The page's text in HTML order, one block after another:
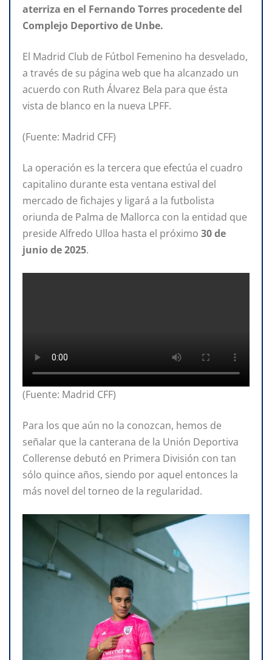
aterriza en el Fernando Torres procedente del
Complejo Deportivo de Unbe.
El Madrid Club de Fútbol Femenino ha desvelado,
a través de su página web que ha alcanzado un
acuerdo con Ruth Álvarez Bela para que ésta
vista de blanco en la nueva LPFF.
(Fuente: Madrid CFF)
La operación es la tercera que efectúa el cuadro
capitalino durante esta ventana estival del
mercado de fichajes y ligará a la futbolista
oriunda de Palma de Mallorca con la entidad que
preside Alfredo Ulloa hasta el próximo 30de
junio de2025.
(Fuente: Madrid CFF)
Para los que aún no la conozcan, hemos de
señalar que la canterana de la Unión Deportiva
Collerense debutó en Primera División con tan
sólo quince años, siendo por aquel entonces la
más novel del torneo de la regularidad.